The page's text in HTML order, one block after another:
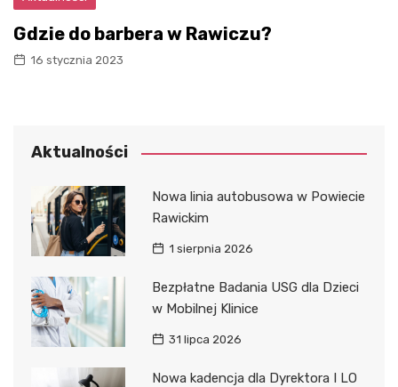
Gdzie do barbera w Rawiczu?
16 stycznia 2023
Aktualności
Nowa linia autobusowa w Powiecie
Rawickim
1 sierpnia 2026
Bezpłatne Badania USG dla Dzieci
w Mobilnej Klinice
31 lipca 2026
Nowa kadencja dla Dyrektora I LO